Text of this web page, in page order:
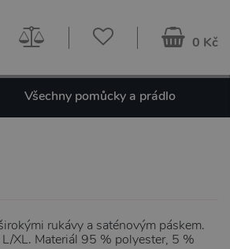
0 Kč
Všechny pomůcky a prádlo
rukávy a saténovým páskem.
XL. Materiál 95 % polyester, 5 %